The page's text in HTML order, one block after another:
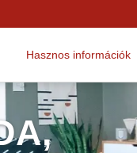
Hasznos információk